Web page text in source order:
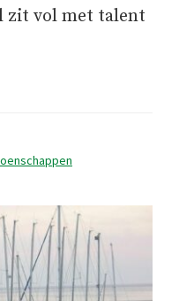
zit vol met talent